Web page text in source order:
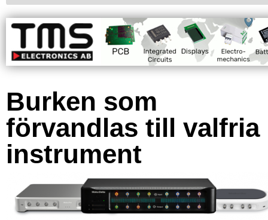
Burken som
förvandlas till valfria
instrument